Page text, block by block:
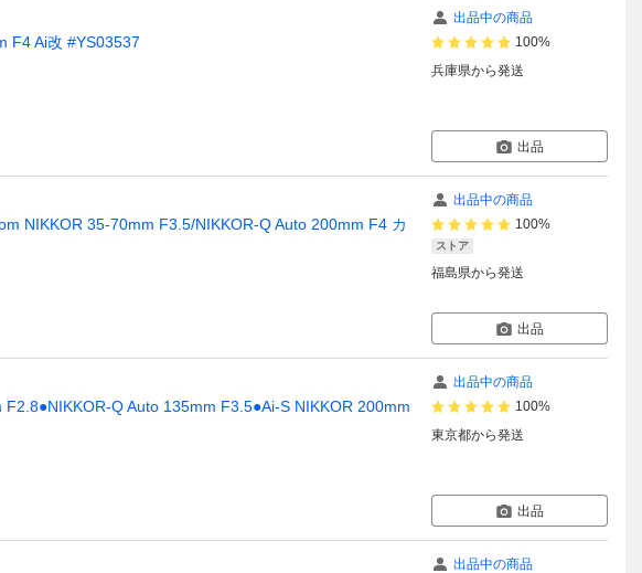
F4 Ai改 #YS03537
出品中の商品
100%
兵庫県から発送
出品
NIKKOR 35-70mm F3.5/NIKKOR-Q Auto 200mm F4 カ
出品中の商品
100%
ストア
福島県から発送
出品
Q Auto 135mm F3.5●Ai-S NIKKOR 200mm
出品中の商品
100%
東京都から発送
出品
出品中の商品